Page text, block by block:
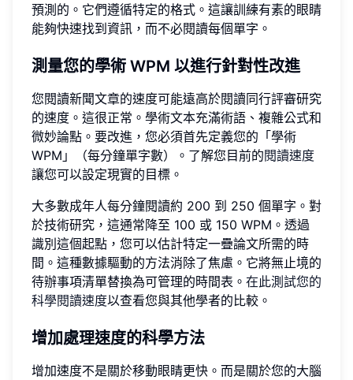
預測的。它們遵循特定的格式。這讓訓練有素的眼睛
能夠快速找到資訊，而不必閱讀每個單字。
測量您的學術 WPM 以進行針對性改進
您閱讀新聞文章的速度可能遠高於閱讀同行評審研究
的速度。這很正常。學術文本充滿術語、複雜公式和
微妙論點。要改進，您必須首先定義您的「學術
WPM」（每分鐘單字數）。了解您目前的閱讀速度
讓您可以設定現實的目標。
大多數成年人每分鐘閱讀約 200 到 250 個單字。對
於技術研究，這通常降至 100 或 150 WPM。透過
識別這個起點，您可以估計特定一疊論文所需的時
間。這種數據驅動的方法消除了焦慮。它將無止境的
待辦事項清單替換為可管理的時間表。 在此測試您的
科學閱讀速度以查看您與其他學者的比較。
增加處理速度的科學方法
增加速度不是關於移動眼睛更快。而是關於您的大腦